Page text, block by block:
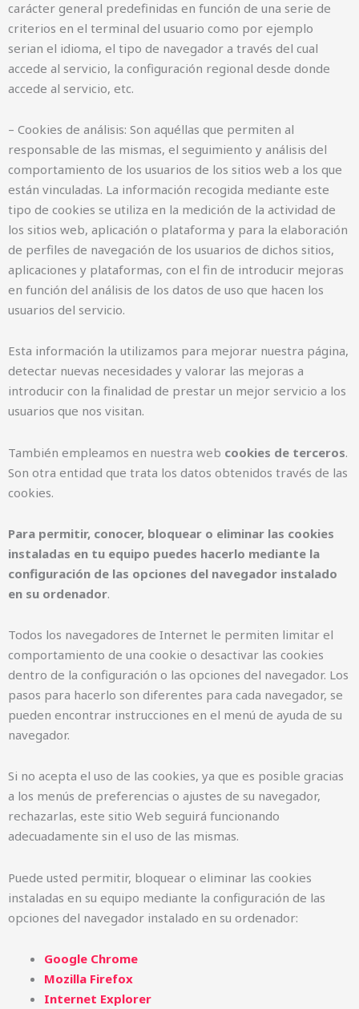
carácter general predefinidas en función de una serie de
criterios en el terminal del usuario como por ejemplo
serian el idioma, el tipo de navegador a través del cual
accede al servicio, la configuración regional desde donde
accede al servicio, etc.
– Cookies de análisis: Son aquéllas que permiten al
responsable de las mismas, el seguimiento y análisis del
comportamiento de los usuarios de los sitios web a los que
están vinculadas. La información recogida mediante este
tipo de cookies se utiliza en la medición de la actividad de
los sitios web, aplicación o plataforma y para la elaboración
de perfiles de navegación de los usuarios de dichos sitios,
aplicaciones y plataformas, con el fin de introducir mejoras
en función del análisis de los datos de uso que hacen los
usuarios del servicio.
Esta información la utilizamos para mejorar nuestra página,
detectar nuevas necesidades y valorar las mejoras a
introducir con la finalidad de prestar un mejor servicio a los
usuarios que nos visitan.
También empleamos en nuestra web cookies de terceros.
Son otra entidad que trata los datos obtenidos través de las
cookies.
Para permitir, conocer, bloquear o eliminar las cookies
instaladas en tu equipo puedes hacerlo mediante la
configuración de las opciones del navegador instalado
en su ordenador.
Todos los navegadores de Internet le permiten limitar el
comportamiento de una cookie o desactivar las cookies
dentro de la configuración o las opciones del navegador. Los
pasos para hacerlo son diferentes para cada navegador, se
pueden encontrar instrucciones en el menú de ayuda de su
navegador.
Si no acepta el uso de las cookies, ya que es posible gracias
a los menús de preferencias o ajustes de su navegador,
rechazarlas, este sitio Web seguirá funcionando
adecuadamente sin el uso de las mismas.
Puede usted permitir, bloquear o eliminar las cookies
instaladas en su equipo mediante la configuración de las
opciones del navegador instalado en su ordenador:
Google Chrome
Mozilla Firefox
Internet Explorer